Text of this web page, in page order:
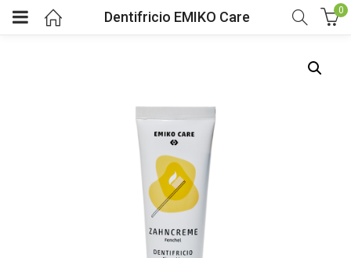
Dentifricio EMIKO Care 0